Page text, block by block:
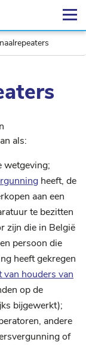
als:
wetgeving;
heeft, de
aan een
te bezitten
zijn die in België
persoon die
heeft gekregen
van houders van
op de
bijgewerkt);
andere
of